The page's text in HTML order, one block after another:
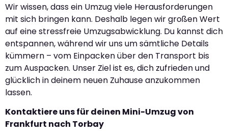
Wir wissen, dass ein Umzug viele Herausforderungen
mit sich bringen kann. Deshalb legen wir großen Wert
auf eine stressfreie Umzugsabwicklung. Du kannst dich
entspannen, während wir uns um sämtliche Details
kümmern – vom Einpacken über den Transport bis
zum Auspacken. Unser Ziel ist es, dich zufrieden und
glücklich in deinem neuen Zuhause anzukommen
lassen.
Kontaktiere uns für deinen Mini-Umzug von
Frankfurt nach Torbay